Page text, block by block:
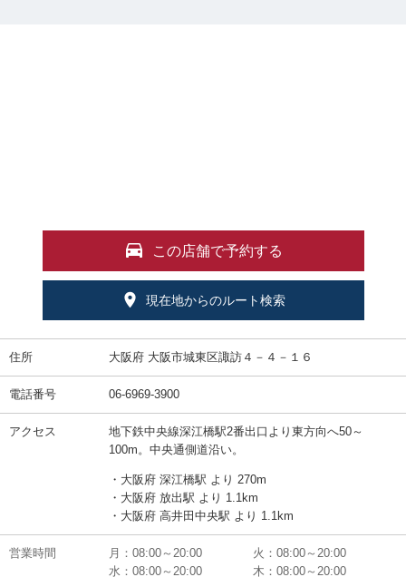
この店舗で予約する
現在地からのルート検索
住所 大阪府 大阪市城東区諏訪４－４－１６
電話番号 06-6969-3900
アクセス
地下鉄中央線深江橋駅2番出口より東方向へ50～
100m。中央通側道沿い。
・大阪府 深江橋駅 より 270m
・大阪府 放出駅 より 1.1km
・大阪府 高井田中央駅 より 1.1km
営業時間 月：08:00～20:00
火：08:00～20:00
水：08:00～20:00
木：08:00～20:00